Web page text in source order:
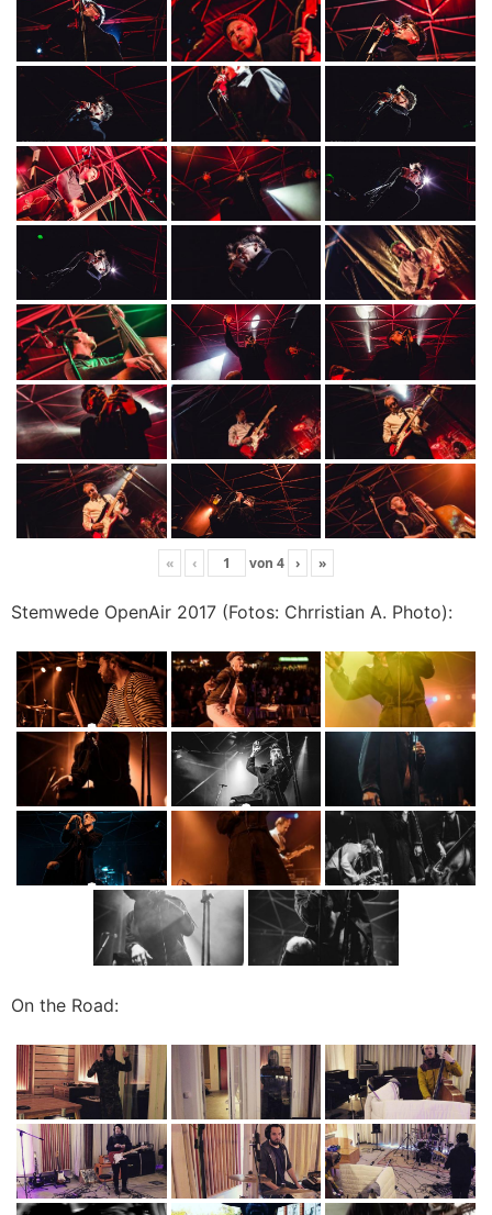
« ‹ von 4 › »
Stemwede OpenAir 2017 (Fotos: Chrristian A. Photo):
On the Road: